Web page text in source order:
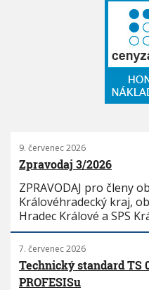
9. červenec 2026
Zpravodaj 3/2026
ZPRAVODAJ pro členy
Královéhradecký kraj,
Hradec Králové a SPS
7. červenec 2026
Technický standard TS
PROFESISu